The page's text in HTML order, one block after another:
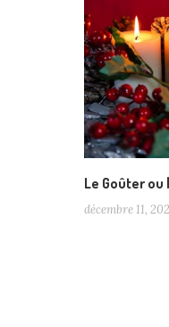
Le Goûter ou
décembre 11,